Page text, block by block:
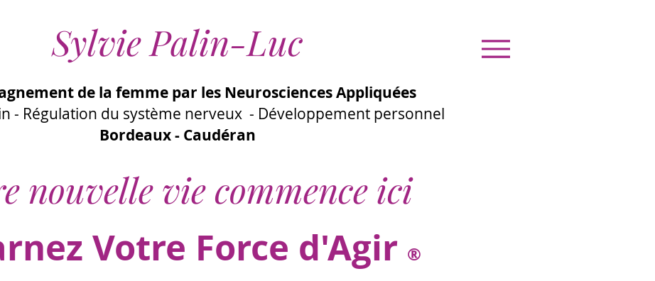
Sylvie Palin-Luc
de la femme par les Neurosciences Appliquées
- Régulation du système nerveux - Développement personnel
Bordeaux - Caudéran
nouvelle vie commence ici
Votre Force d'Agir ®